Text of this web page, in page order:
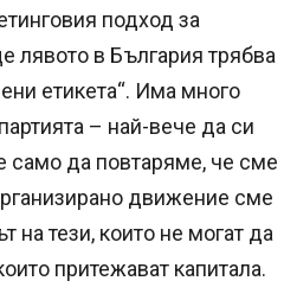
подход за
лявото в България трябва
етикета“. Има много
– най-вече да си
да повтаряме, че сме
движение сме
на тези, които не могат да
притежават капитала.